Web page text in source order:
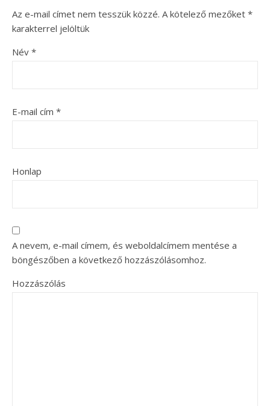
Az e-mail címet nem tesszük közzé. A kötelező mezőket *
karakterrel jelöltük
Név *
E-mail cím *
Honlap
A nevem, e-mail címem, és weboldalcímem mentése a
böngészőben a következő hozzászólásomhoz.
Hozzászólás